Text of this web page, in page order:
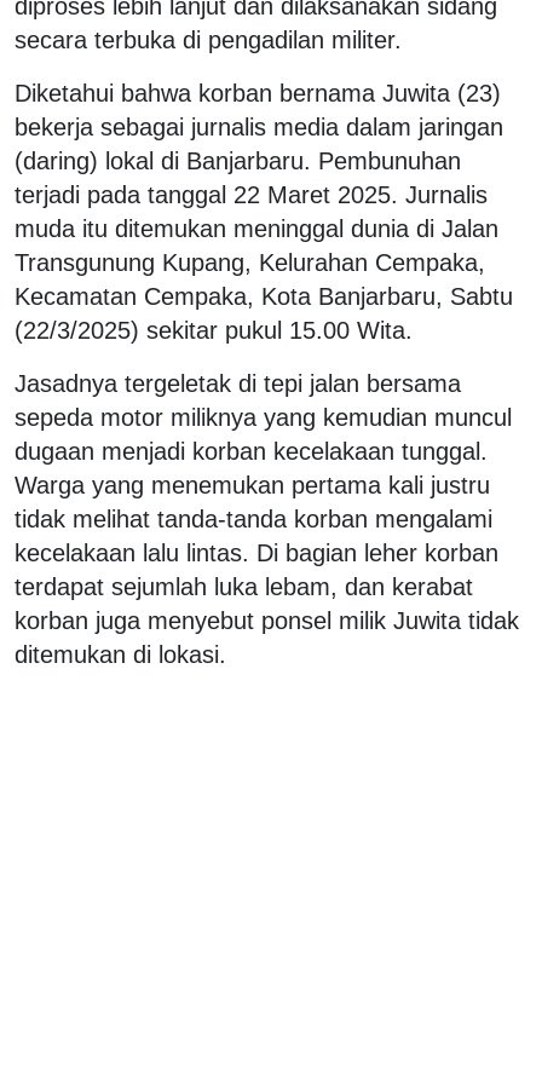
diproses lebih lanjut dan dilaksanakan sidang
secara terbuka di pengadilan militer.
Diketahui bahwa korban bernama Juwita (23)
bekerja sebagai jurnalis media dalam jaringan
(daring) lokal di Banjarbaru. Pembunuhan
terjadi pada tanggal 22 Maret 2025. Jurnalis
muda itu ditemukan meninggal dunia di Jalan
Transgunung Kupang, Kelurahan Cempaka,
Kecamatan Cempaka, Kota Banjarbaru, Sabtu
(22/3/2025) sekitar pukul 15.00 Wita.
Jasadnya tergeletak di tepi jalan bersama
sepeda motor miliknya yang kemudian muncul
dugaan menjadi korban kecelakaan tunggal.
Warga yang menemukan pertama kali justru
tidak melihat tanda-tanda korban mengalami
kecelakaan lalu lintas. Di bagian leher korban
terdapat sejumlah luka lebam, dan kerabat
korban juga menyebut ponsel milik Juwita tidak
ditemukan di lokasi.